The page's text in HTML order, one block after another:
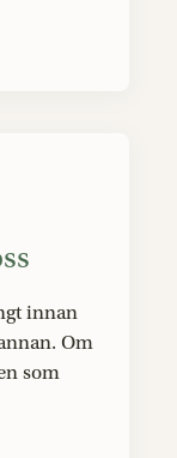
innan
Om
som